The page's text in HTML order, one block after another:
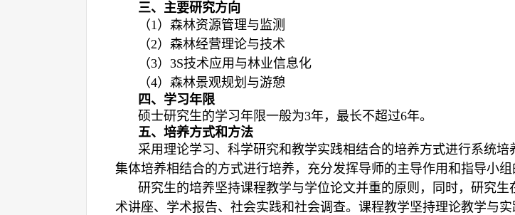
三、主要研究方向
（1）森林资源管理与监测
（2）森林经营理论与技术
（3） 3S技术应用与林业信息化
（4）森林景观规划与游憩
四、学习年限
硕士研究生的学习年限一般为3年，最长不超过6年。
五、培养方式和方法
采用理论学习、科学研究和教学实践相结合的培养方式进行系统
集体培养相结合的方式进行培养，充分发挥导师的主导作用和指导小组
研究生的培养坚持课程教学与学位论文并重的原则，同时，研究
术讲座、学术报告、社会实践和社会调查。课程教学坚持理论教学与